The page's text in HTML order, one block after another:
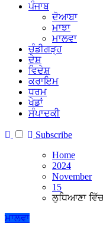
ਪੰਜਾਬ
ਦੋਆਬਾ
ਮਾਝਾ
ਮਾਲਵਾ
ਚੰਡੀਗੜ੍ਹ
ਦੇਸ਼
ਵਿਦੇਸ਼
ਕਰਾਇਮ
ਧਰਮ
ਖੇਡਾਂ
ਸੰਪਾਦਕੀ
Subscribe
Home
2024
November
15
ਲੁਧਿਆਣਾ
ਮਾਲਵਾ